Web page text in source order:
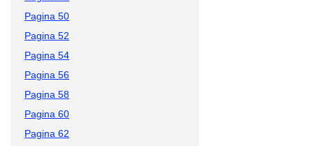
Pagina 50
Pagina 52
Pagina 54
Pagina 56
Pagina 58
Pagina 60
Pagina 62